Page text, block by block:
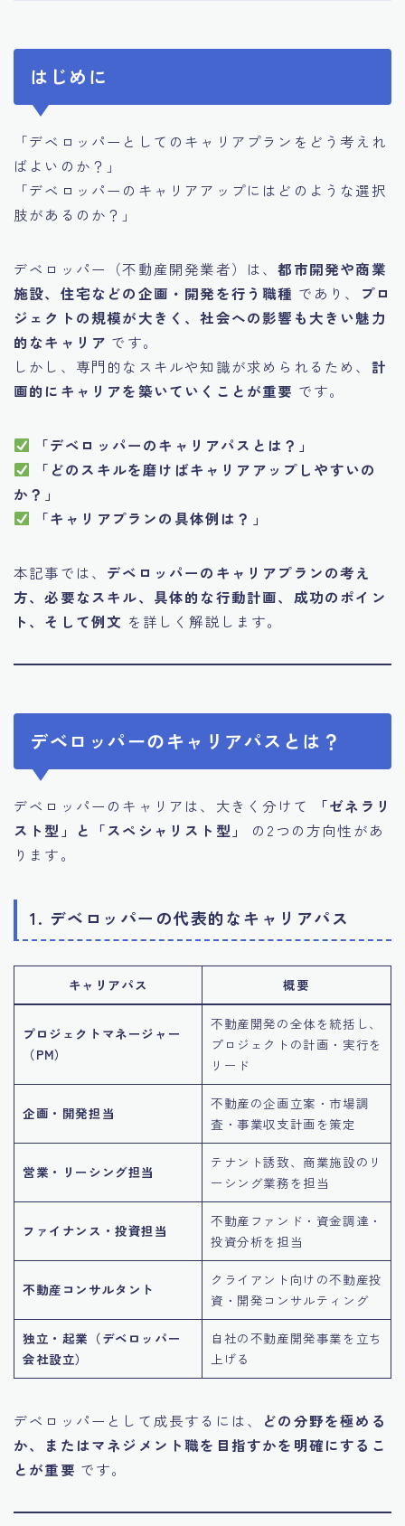
はじめに
「デベロッパーとしてのキャリアプランをどう考えれ
ばよいのか？」
「デベロッパーのキャリアアップにはどのような選択
肢があるのか？」
デベロッパー（不動産開発業者）は、都市開発や商業
施設、住宅などの企画・開発を行う職種 であり、
プロ
ジェクトの規模が大きく、社会への影響も大きい魅力
的なキャリア です。
しかし、専門的なスキルや知識が求められるため、 計
画的にキャリアを築いていくことが重要 です。
「デベロッパーのキャリアパスとは？」
「どのスキルを磨けばキャリアアップしやすいの
か？」
「キャリアプランの具体例は？」
本記事では、 デベロッパーのキャリアプランの考え
方、必要なスキル、具体的な行動計画、成功のポイン
ト、そして例文 を詳しく解説します。
デベロッパーのキャリアパスとは？
デベロッパーのキャリアは、大きく分けて
「ゼネラリ
スト型」と「スペシャリスト型」
の2つの方向性があ
ります。
1. デベロッパーの代表的なキャリアパス
キャリアパス 概要
プロジェクトマネージャー
（PM）
不動産開発の全体を統括し、
プロジェクトの計画・実行を
リード
企画・開発担当
不動産の企画立案・市場調
査・事業収支計画を策定
営業・リーシング担当
テナント誘致、商業施設のリ
ーシング業務を担当
ファイナンス・投資担当
不動産ファンド・資金調達・
投資分析を担当
不動産コンサルタント
クライアント向けの不動産投
資・開発コンサルティング
独立・起業（デベロッパー
会社設立）
自社の不動産開発事業を立ち
上げる
デベロッパーとして成長するには、
どの分野を極める
か、またはマネジメント職を目指すかを明確にするこ
とが重要 です。